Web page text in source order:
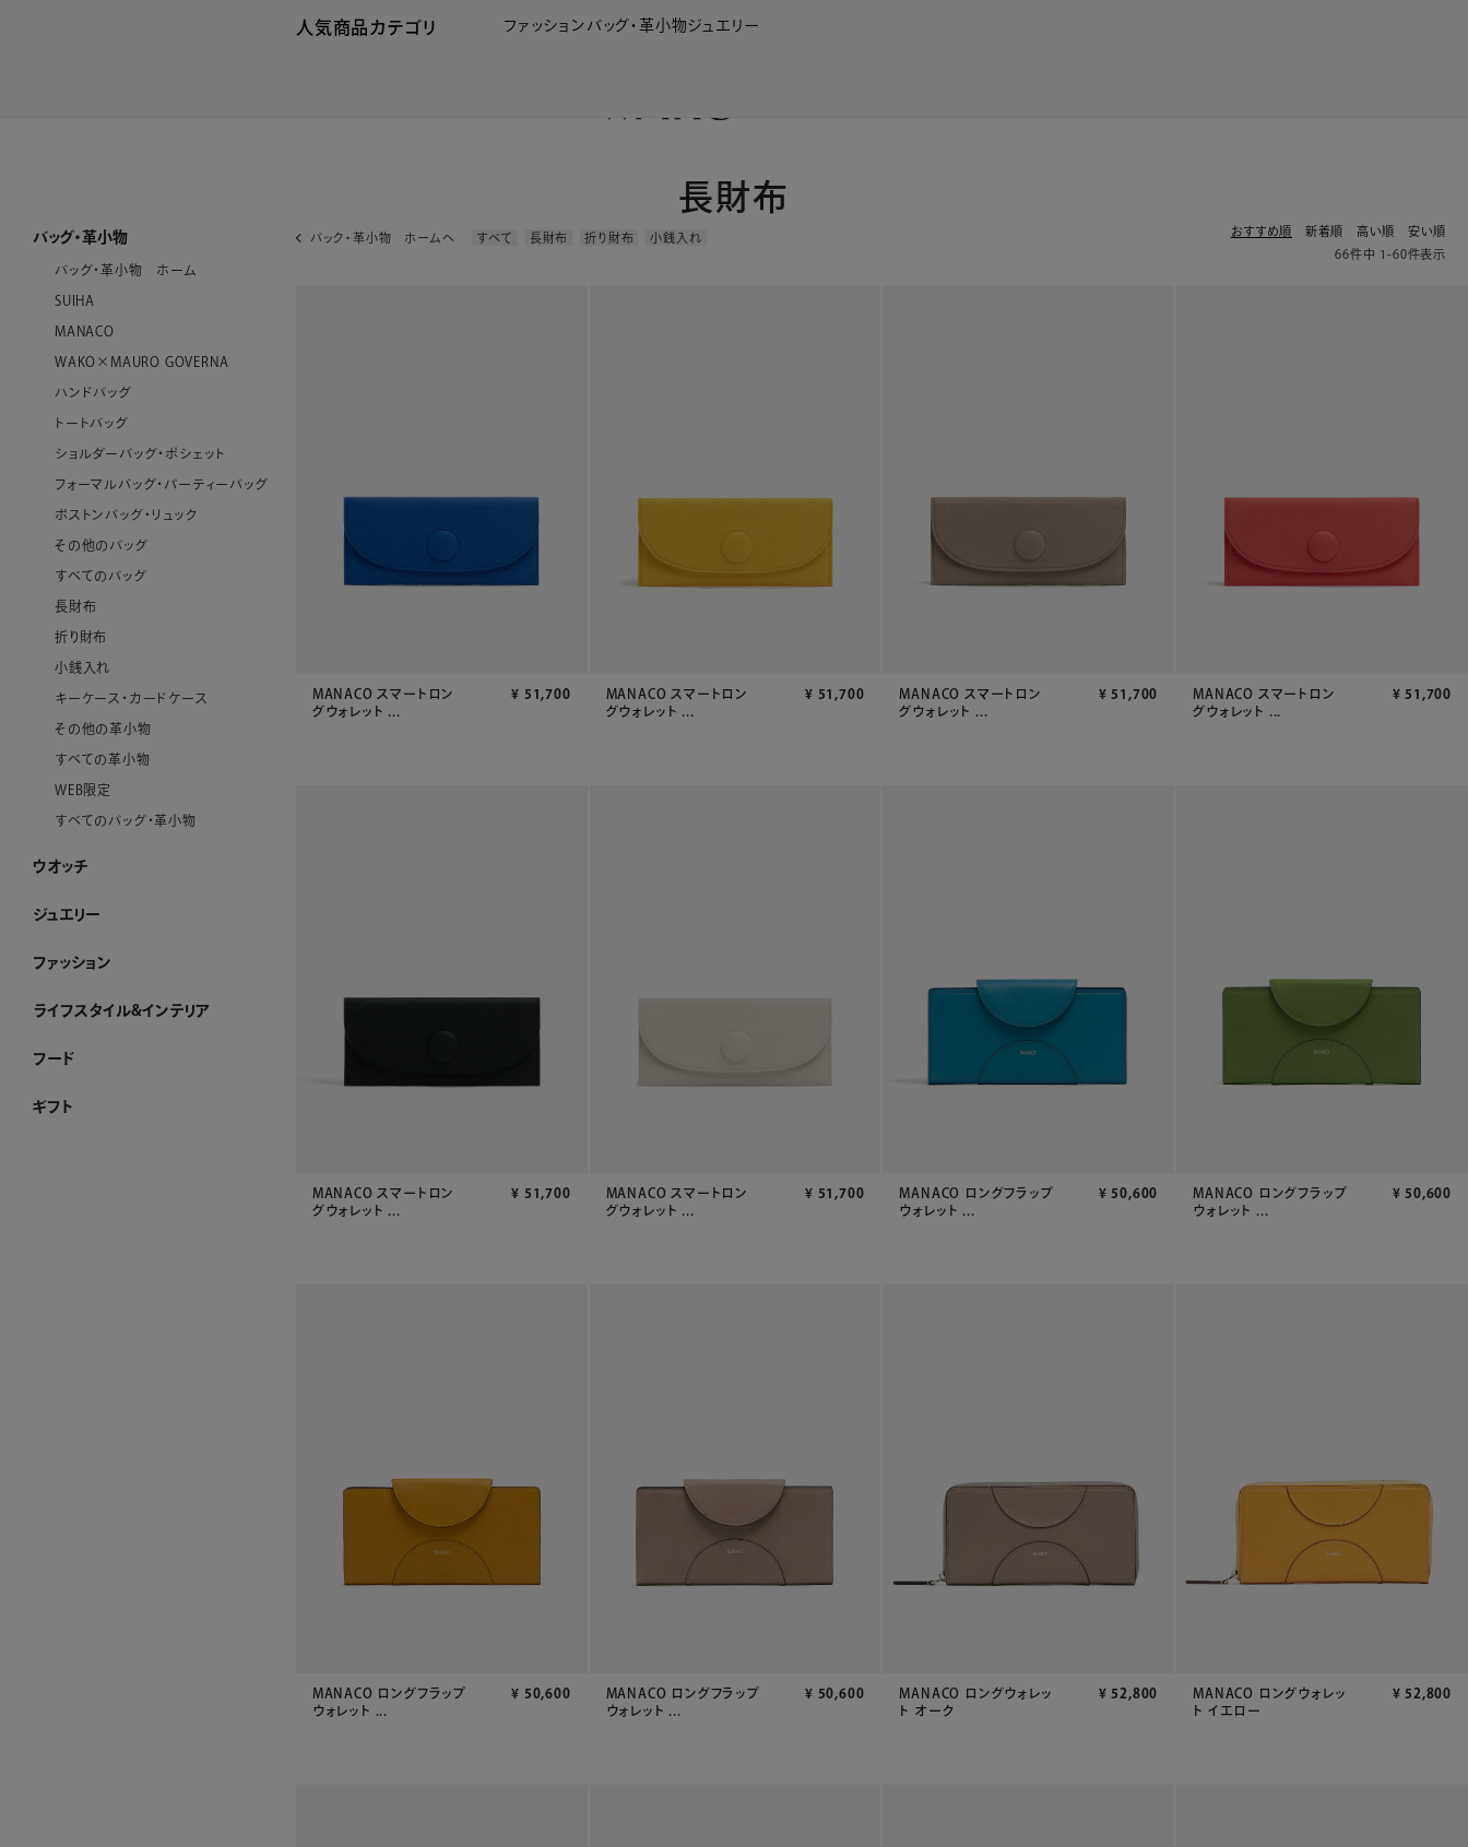
人気商品カテゴリ ファッション バッグ・革小物ジュエリー
長財布
バッグ・革小物
バッグ・革小物 ホーム
SUIHA
MANACO
WAKO×MAURO GOVERNA
ハンドバッグ
トートバッグ
ショルダーバッグ・ポシェット
フォーマルバッグ・パーティーバッグ
ボストンバッグ・リュック
その他のバッグ
すべてのバッグ
長財布
折り財布
小銭入れ
キーケース・カードケース
その他の革小物
すべての革小物
WEB限定
すべてのバッグ・革小物
ウオッチ
ウオッチ ホーム
WAKOウオッチ メンズ
WAKOウオッチ レディース
セイコーウオッチ
ボーム＆メルシエウオッチ
イッセイミヤケウオッチ
すべてのウオッチ
ジュエリー
ジュエリー ホーム
アショカダイヤモンド
ネックレス
イヤリング・ピアス
ブレスレット
ブローチ
リング
すべてのジュエリー
ファッション
ファッション ホーム
PURE CRAFT
NEW CLOSET
レディースアパレル
メンズアパレル
ストール・マフラー・スカーフ
ハンカチーフ
アクセサリー
その他のファッション雑貨
WEB限定
すべてのファッション
ライフスタイル&インテリア
ライフスタイル&インテリア ホーム
クロック
リビング
ダイニング
ベビーグッズ
その他インテリア雑貨
加工ができるお品
WEB限定
すべてのライフスタイル&インテリア
フード
ギフト
おすすめ順 新着順 高い順
安い順
66件中 1-60件表示
バック・革小物 ホームへ すべて 長財布 折り財布 小銭入れ
MANACO スマートロン
グウォレット ...
¥ 51,700
MANACO スマートロン
グウォレット ...
¥ 51,700
MANACO スマートロン
グウォレット ...
¥ 51,700
MANACO スマートロン
グウォレット ...
¥ 51,700
MANACO スマートロン
グウォレット ...
¥ 51,700
MANACO スマートロン
グウォレット ...
¥ 51,700
MANACO ロングフラップ
ウォレット ...
¥ 50,600
MANACO ロングフラップ
ウォレット ...
¥ 50,600
MANACO ロングフラップ
ウォレット ...
¥ 50,600
MANACO ロングフラップ
ウォレット ...
¥ 50,600
MANACO ロングウォレッ
ト オーク
¥ 52,800
MANACO ロングウォレッ
ト イエロー
¥ 52,800